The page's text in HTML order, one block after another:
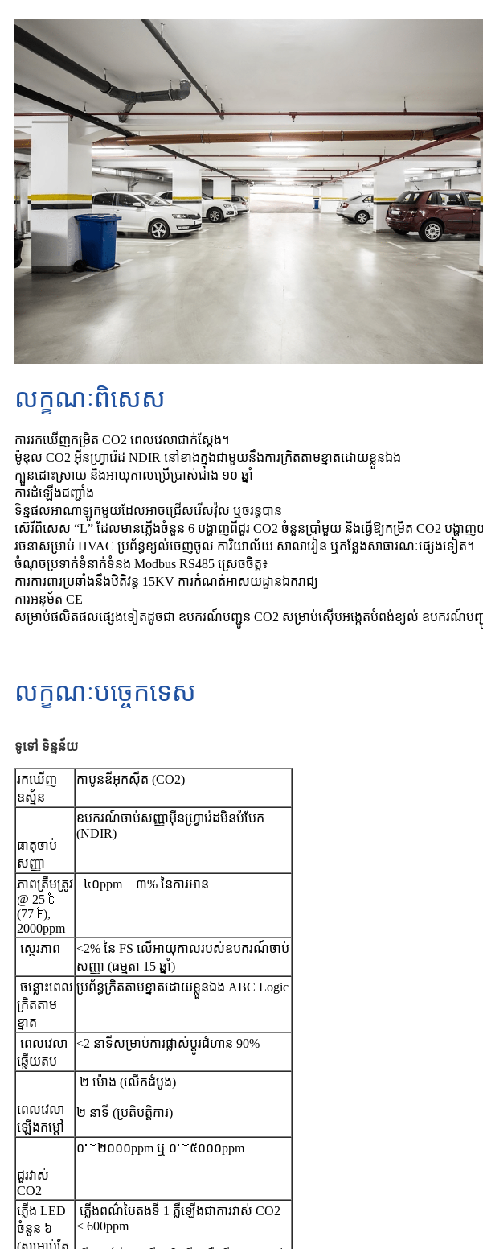
លក្ខណៈពិសេស
ការរកឃើញកម្រិត CO2 ពេលវេលាជាក់ស្តែង។
ម៉ូឌុល CO2 អ៊ីនហ្វ្រារ៉េដ NDIR នៅខាងក្នុងជាមួយនឹងការក្រិតតាមខ្នាតដោយខ្លួនឯង
ក្បួនដោះស្រាយ និងអាយុកាលប្រើប្រាស់ជាង ១០ ឆ្នាំ
ការដំឡើងជញ្ជាំង
ទិន្នផលអាណាឡូកមួយដែលអាចជ្រើសរើសវ៉ុល ឬចរន្តបាន
ស៊េរីពិសេស “L” ដែលមានភ្លើងចំនួន 6 បង្ហាញពីជួរ CO2 ចំនួនប្រាំមួយ និងធ្វើឱ្យកម្រិត CO2 បង្ហាញ
រចនាសម្រាប់ HVAC ប្រព័ន្ធខ្យល់ចេញចូល ការិយាល័យ សាលារៀន ឬកន្លែងសាធារណៈផ្សេងទៀត។
ចំណុចប្រទាក់ទំនាក់ទំនង Modbus RS485 ស្រេចចិត្ត៖
ការការពារប្រឆាំងនឹងឋិតិវន្ត 15KV ការកំណត់អាសយដ្ឋានឯករាជ្យ
ការអនុម័ត CE
សម្រាប់ផលិតផលផ្សេងទៀតដូចជា ឧបករណ៍បញ្ជូន CO2 សម្រាប់ស៊ើបអង្កេតបំពង់ខ្យល់ ឧបករណ៍បញ្
លក្ខណៈបច្ចេកទេស
ទូទៅ ទិន្នន័យ
រកឃើញ
ឧស្ម័ន
កាបូនឌីអុកស៊ីត (CO2)
ធាតុចាប់
សញ្ញា
ឧបករណ៍ចាប់សញ្ញាអ៊ីនហ្វ្រារ៉េដមិនបំបែក
(NDIR)
ភាពត្រឹមត្រូវ
@ 25 ℃
(77 ℉),
2000ppm
±៤០ppm + ៣% នៃការអាន
ស្ថេរភាព
<2% នៃ FS លើអាយុកាលរបស់ឧបករណ៍ចាប់
សញ្ញា (ធម្មតា 15 ឆ្នាំ)
ចន្លោះពេល
ក្រិតតាម
ខ្នាត
ប្រព័ន្ធក្រិតតាមខ្នាតដោយខ្លួនឯង ABC Logic
ពេលវេលា
ឆ្លើយតប
<2 នាទីសម្រាប់ការផ្លាស់ប្តូរជំហាន 90%
ពេលវេលា
ឡើងកម្តៅ
២ ម៉ោង (លើកដំបូង)
២ នាទី (ប្រតិបត្តិការ)
ជួរវាស់
CO2
០～២០០០ppm ឬ ០～៥០០០ppm
ភ្លើង LED
ចំនួន ៦
ភ្លើងពណ៌បៃតងទី 1 ភ្លឺឡើងជាការវាស់ CO2
≤ 600ppm